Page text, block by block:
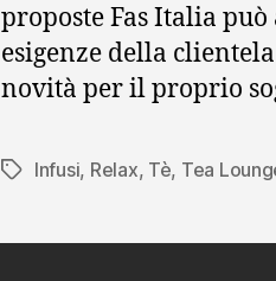
proposte Fas Italia
esigenze della
novità per il proprio
Tag Infusi, Relax, Tè, Tea